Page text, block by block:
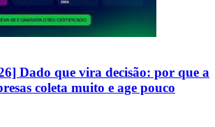
Dado que vira decisão: por que a
coleta muito e age pouco